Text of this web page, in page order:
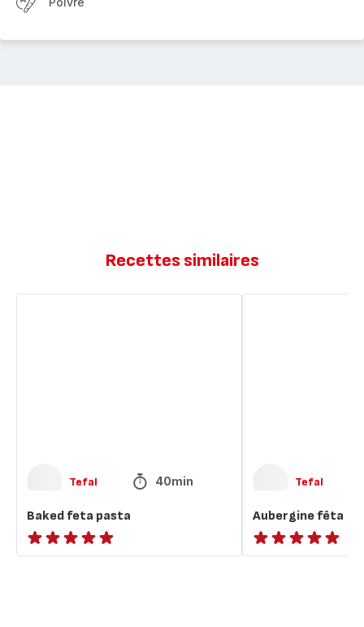
Recettes similaires
Tefal 40min
Baked feta pasta
ratings.NaN
Tefal
Aubergine fêta
ratings.NaN